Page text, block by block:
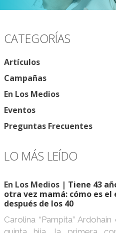
CATEGORÍAS
Artículos
Campañas
En Los Medios
Eventos
Preguntas Frecuentes
LO MÁS LEÍDO
En Los Medios | Tiene 43
otra vez mamá: cómo es el
después de los 40
Carolina “Pampita”